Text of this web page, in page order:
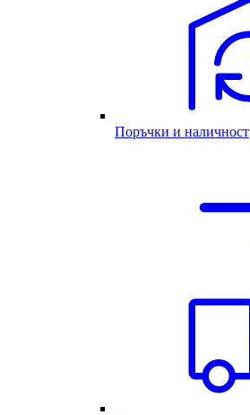
Поръчки и наличност